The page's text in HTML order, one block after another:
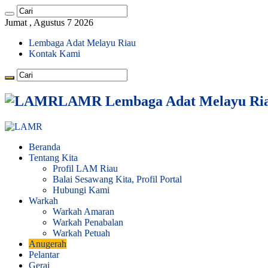
Jumat , Agustus 7 2026
Lembaga Adat Melayu Riau
Kontak Kami
LAMR Lembaga Adat Melayu
Beranda
Tentang Kita
Profil LAM Riau
Balai Sesawang Kita, Profil Portal
Hubungi Kami
Warkah
Warkah Amaran
Warkah Penabalan
Warkah Petuah
Anugerah
Pelantar
Gerai